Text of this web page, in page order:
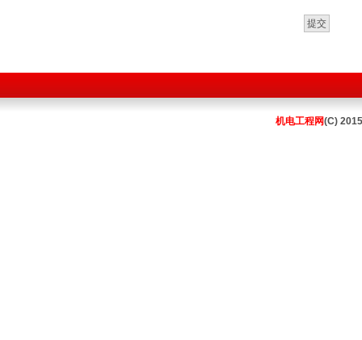
机电工程网(C)